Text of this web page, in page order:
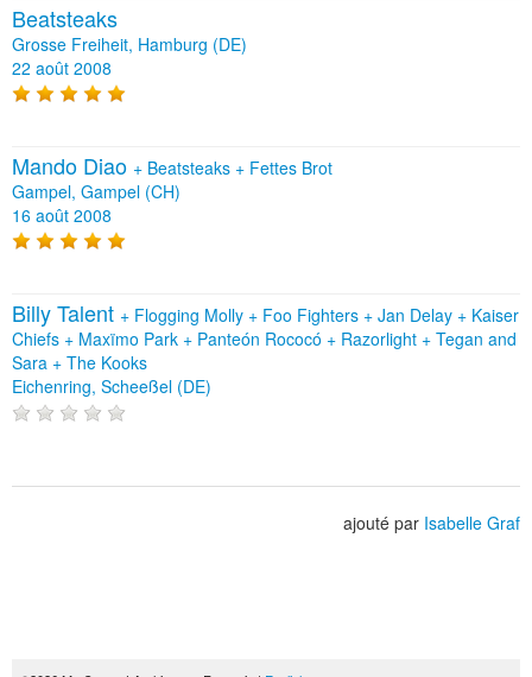
Beatsteaks
Grosse Freiheit, Hamburg (DE)
22 août 2008
Mando Diao + Beatsteaks + Fettes Brot
Gampel, Gampel (CH)
16 août 2008
Billy Talent + Flogging Molly + Foo Fighters + Jan Delay + Kaiser
Chiefs + Maxïmo Park + Panteón Rococó + Razorlight + Tegan and
Sara + The Kooks
Eichenring, Scheeßel (DE)
ajouté par Isabelle Graf